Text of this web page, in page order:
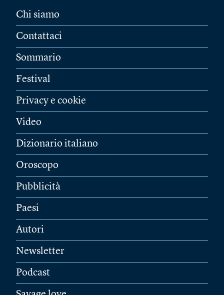
Chi siamo
Contattaci
Sommario
Festival
Privacy e cookie
Video
Dizionario italiano
Oroscopo
Pubblicità
Paesi
Autori
Newsletter
Podcast